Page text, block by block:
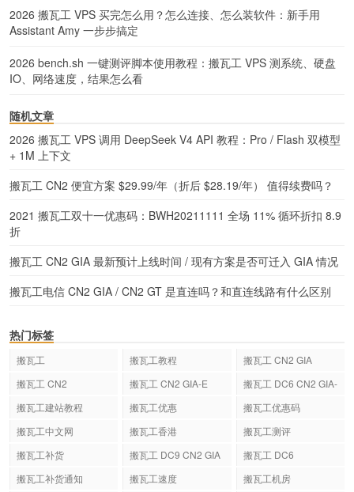
2026 搬瓦工 VPS 买完怎么用？怎么连接、怎么装软件：新手用
Assistant Amy 一步步搞定
2026 bench.sh 一键测评脚本使用教程：搬瓦工 VPS 测系统、硬盘
IO、网络速度，结果怎么看
随机文章
2026 搬瓦工 VPS 调用 DeepSeek V4 API 教程：Pro / Flash 双模型
+ 1M 上下文
搬瓦工 CN2 便宜方案 $29.99/年（折后 $28.19/年） 值得续费吗？
2021 搬瓦工双十一优惠码：BWH20211111 全场 11% 循环折扣 8.9
折
搬瓦工 CN2 GIA 最新预计上线时间 / 现有方案是否可迁入 GIA 情况
搬瓦工电信 CN2 GIA / CN2 GT 是直连吗？和直连线路有什么区别
热门标签
搬瓦工 搬瓦工教程
搬瓦工 CN2 GIA
搬瓦工 CN2
搬瓦工 CN2 GIA-E
搬瓦工 DC6 CN2 GIA-
搬瓦工建站教程 搬瓦工优惠
搬瓦工优惠码
搬瓦工中文网
搬瓦工香港
搬瓦工测评
搬瓦工补货
搬瓦工 DC9 CN2 GIA
搬瓦工 DC6
搬瓦工补货通知
搬瓦工速度 搬瓦工机房